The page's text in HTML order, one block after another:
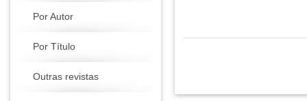
Por Autor
Por Título
Outras revistas